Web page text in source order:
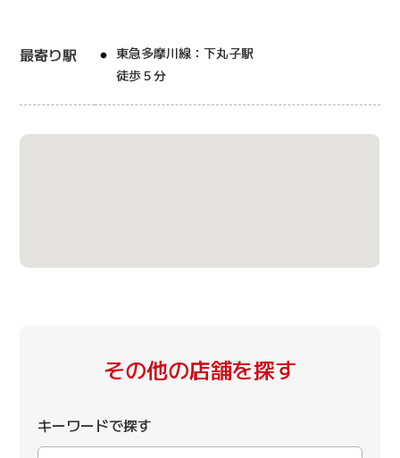
最寄り駅
東急多摩川線：下丸子駅
徒歩５分
その他の店舗を探す
キーワードで探す